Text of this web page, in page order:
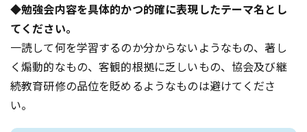
◆勉強会内容を具体的かつ的確に表現したテーマ名とし
てください。
一読して何を学習するのか分からないようなもの、著し
く煽動的なもの、客観的根拠に乏しいもの、協会及び継
続教育研修の品位を貶めるようなものは避けてくださ
い。